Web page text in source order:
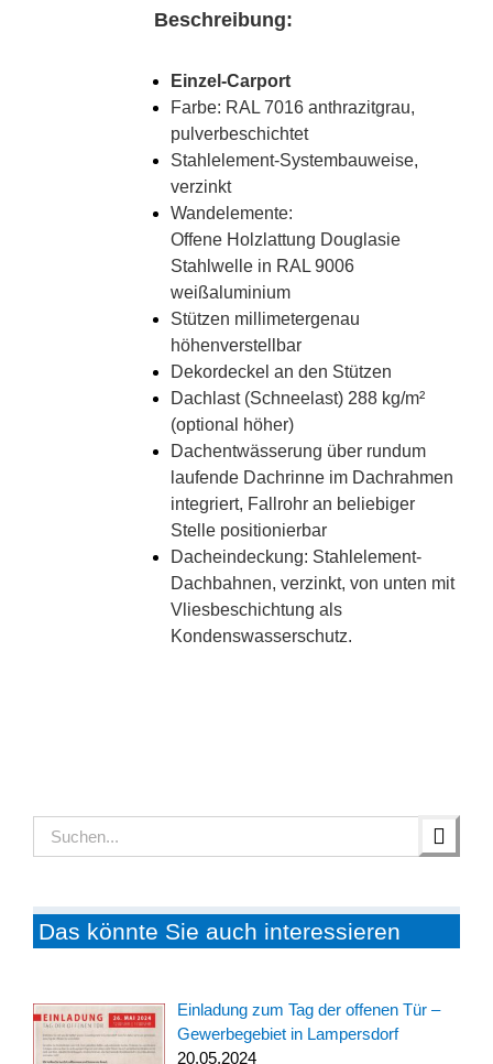
Beschreibung:
Einzel-Carport
Farbe: RAL 7016 anthrazitgrau,
pulverbeschichtet
Stahlelement-Systembauweise,
verzinkt
Wandelemente:
Offene Holzlattung Douglasie
Stahlwelle in RAL 9006
weißaluminium
Stützen millimetergenau
höhenverstellbar
Dekordeckel an den Stützen
Dachlast (Schneelast) 288 kg/m²
(optional höher)
Dachentwässerung über rundum
laufende Dachrinne im Dachrahmen
integriert, Fallrohr an beliebiger
Stelle positionierbar
Dacheindeckung: Stahlelement-
Dachbahnen, verzinkt, von unten mit
Vliesbeschichtung als
Kondenswasserschutz.
Suche
Das könnte Sie auch interessieren
Einladung zum Tag der offenen Tür –
Gewerbegebiet in Lampersdorf
20.05.2024